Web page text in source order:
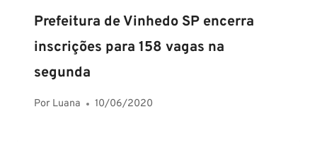
Prefeitura de Vinhedo SP encerra
inscrições para 158 vagas na
segunda
Por Luana 10/06/2020